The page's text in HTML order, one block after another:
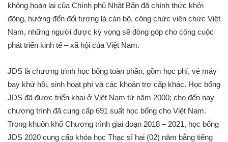
không hoàn lại của Chính phủ Nhật Bản đã chính thức khởi
động, hướng đến đối tượng là cán bộ, công chức viên chức Việt
Nam, những người được kỳ vọng sẽ đóng góp cho công cuộc
phát triển kinh tế – xã hội của Việt Nam.
JDS là chương trình học bổng toàn phần, gồm học phí, vé máy
bay khứ hồi, sinh hoạt phí và các khoản trợ cấp khác. Học bổng
JDS đã được triển khai ở Việt Nam từ năm 2000; cho đến nay
chương trình đã cung cấp 691 suất học bổng cho Việt Nam.
Trong khuôn khổ Chương trình giai đoạn 2018 – 2021, học bổng
JDS 2020 cung cấp khóa học Thạc sĩ hai (02) năm bằng tiếng